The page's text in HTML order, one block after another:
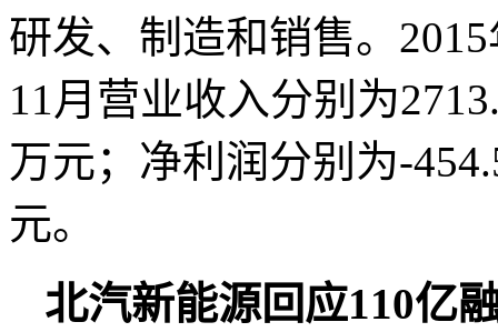
研发、制造和销售。
11月营业收入分别为
万元；净利润分别为-
元。
北汽新能源回应110亿